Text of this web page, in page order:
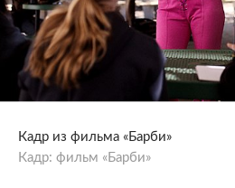
Кадр из фильма «Барби»
Кадр: фильм «Барби»